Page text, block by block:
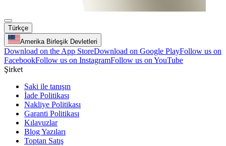
Türkçe
Amerika Birleşik Devletleri
Download on the App StoreDownload on Google PlayFollow us on
FacebookFollow us on InstagramFollow us on YouTube
Şirket
Saki ile tanışın
İade Politikası
Nakliye Politikası
Garanti Politikası
Kılavuzlar
Blog Yazıları
Toptan Satış